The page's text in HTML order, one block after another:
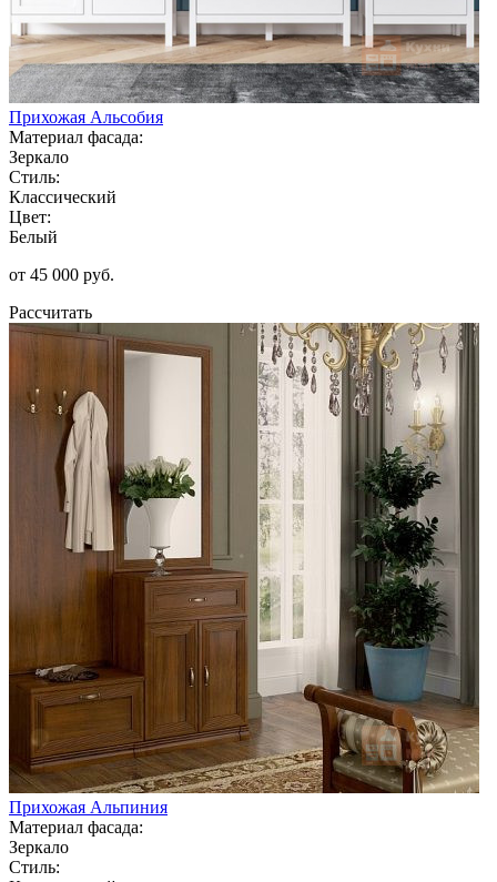
Прихожая Альсобия
Материал фасада:
Зеркало
Стиль:
Классический
Цвет:
Белый
от 45 000 руб.
Рассчитать
Прихожая Альпиния
Материал фасада:
Зеркало
Стиль: